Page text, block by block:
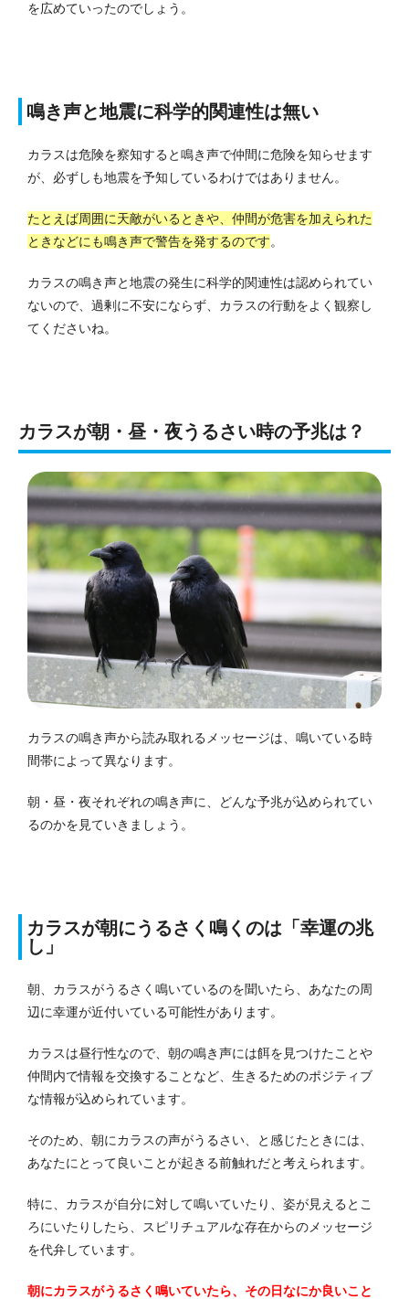
を広めていったのでしょう。
鳴き声と地震に科学的関連性は無い
カラスは危険を察知すると鳴き声で仲間に危険を知らせます
が、必ずしも地震を予知しているわけではありません。
たとえば周囲に天敵がいるときや、仲間が危害を加えられた
ときなどにも鳴き声で警告を発するのです。
カラスの鳴き声と地震の発生に科学的関連性は認められてい
ないので、過剰に不安にならず、カラスの行動をよく観察し
てくださいね。
カラスが朝・昼・夜うるさい時の予兆は？
カラスの鳴き声から読み取れるメッセージは、鳴いている時
間帯によって異なります。
朝・昼・夜それぞれの鳴き声に、どんな予兆が込められてい
るのかを見ていきましょう。
カラスが朝にうるさく鳴くのは「幸運の兆
し」
朝、カラスがうるさく鳴いているのを聞いたら、あなたの周
辺に幸運が近付いている可能性があります。
カラスは昼行性なので、朝の鳴き声には餌を見つけたことや
仲間内で情報を交換することなど、生きるためのポジティブ
な情報が込められています。
そのため、朝にカラスの声がうるさい、と感じたときには、
あなたにとって良いことが起きる前触れだと考えられます。
特に、カラスが自分に対して鳴いていたり、姿が見えるとこ
ろにいたりしたら、スピリチュアルな存在からのメッセージ
を代弁しています。
朝にカラスがうるさく鳴いていたら、その日なにか良いこと